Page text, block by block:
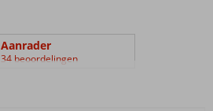
Aanrader
34 beoordelingen